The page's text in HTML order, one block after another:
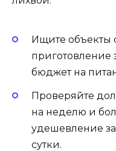
Ищите объекты
приготовление
бюджет на
Проверяйте
на неделю и
удешевление
сутки.